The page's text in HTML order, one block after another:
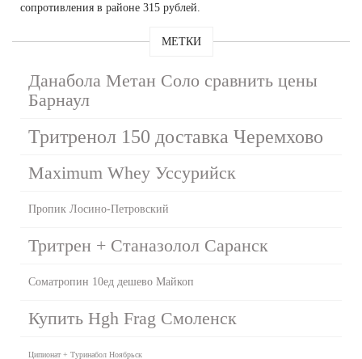
сопротивления в районе 315 рублей.
МЕТКИ
Данабола Метан Соло сравнить цены
Барнаул
Тритренол 150 доставка Черемхово
Maximum Whey Уссурийск
Пропик Лосино-Петровский
Тритрен + Станазолол Саранск
Cоматропин 10ед дешево Майкоп
Купить Hgh Frag Смоленск
Ципионат + Туринабол Ноябрьск